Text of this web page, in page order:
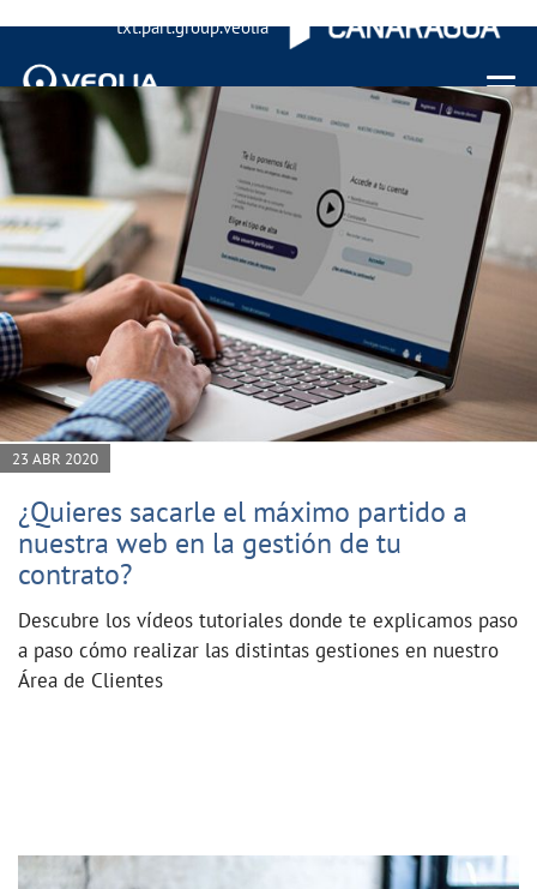
txt.part.group.veolia
Menu
23 ABR 2020
¿Quieres sacarle el máximo partido a
nuestra web en la gestión de tu
contrato?
Descubre los vídeos tutoriales donde te explicamos paso
a paso cómo realizar las distintas gestiones en nuestro
Área de Clientes